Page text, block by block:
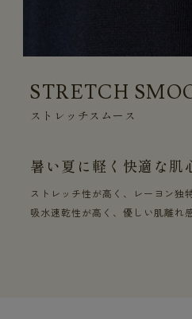
STRETCH
ストレッチスムース
暑い夏に軽く快適な肌
ストレッチ性が高く、レーヨン独
吸水速乾性が高く、優しい肌離れ